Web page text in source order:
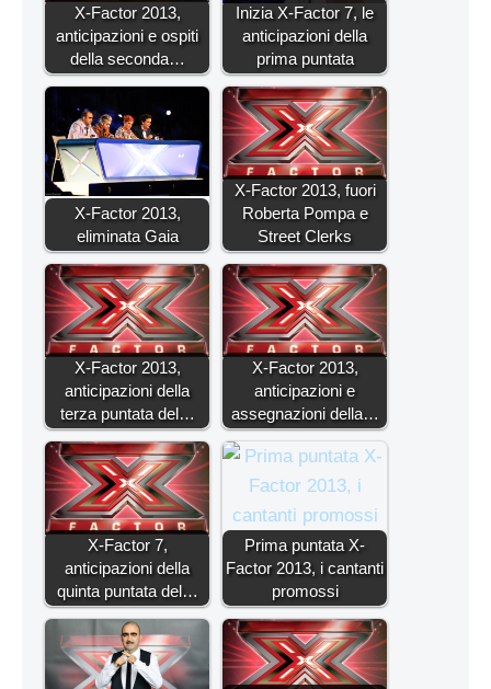
X-Factor 2013,
anticipazioni e ospiti
della seconda…
Inizia X-Factor 7, le
anticipazioni della
prima puntata
X-Factor 2013,
eliminata Gaia
X-Factor 2013, fuori
Roberta Pompa e
Street Clerks
X-Factor 2013,
anticipazioni della
terza puntata del…
X-Factor 2013,
anticipazioni e
assegnazioni della…
X-Factor 7,
anticipazioni della
quinta puntata del…
Prima puntata X-
Factor 2013, i cantanti
promossi